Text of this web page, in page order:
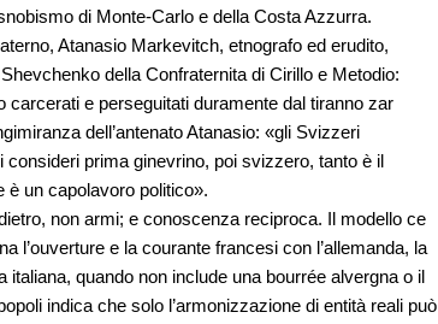
di Monte-Carlo e della Costa Azzurra.
Atanasio Markevitch, etnografo ed erudito,
della Confraternita di Cirillo e Metodio:
e perseguitati duramente dal tiranno zar
dell’antenato Atanasio: «gli Svizzeri
prima ginevrino, poi svizzero, tanto è il
un capolavoro politico».
non armi; e conoscenza reciproca. Il modello ce
l’ouverture e la courante francesi con l’allemanda, la
quando non include una bourrée alvergna o il
indica che solo l’armonizzazione di entità reali può